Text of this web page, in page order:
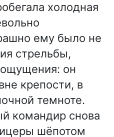
холодная
ему было не
стрельбы,
ощущения: он
крепости, в
темноте.
командир снова
шёпотом